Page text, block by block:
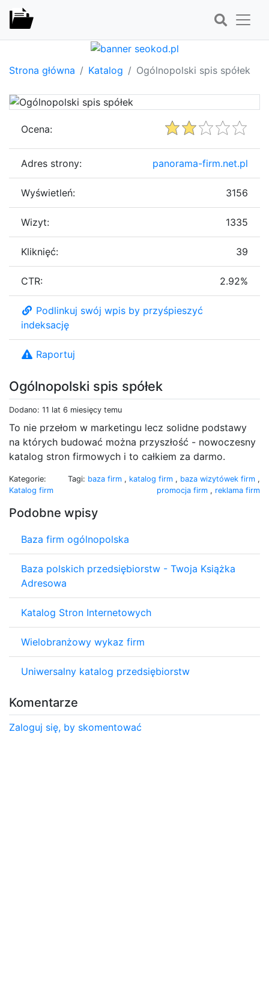
Strona główna Katalog Ogólnopolski spis spółek
Ogólnopolski spis spółek
Dodano: 11 lat 6 miesięcy temu
To nie przełom w marketingu lecz solidne podstawy
na których budować można przyszłość - nowoczesny
katalog stron firmowych i to całkiem za darmo.
Kategorie:
Katalog firm
Tagi: baza firm , katalog firm , baza wizytówek firm ,
promocja firm , reklama firm
Podobne wpisy
Baza firm ogólnopolska
Baza polskich przedsiębiorstw - Twoja Książka
Adresowa
Katalog Stron Internetowych
Wielobranżowy wykaz firm
Uniwersalny katalog przedsiębiorstw
Komentarze
Zaloguj się, by skomentować
Ocena:
Adres strony: panorama-firm.net.pl
Wyświetleń: 3156
Wizyt: 1335
Kliknięć: 39
CTR: 2.92%
Podlinkuj swój wpis by przyśpieszyć
indeksację
Raportuj